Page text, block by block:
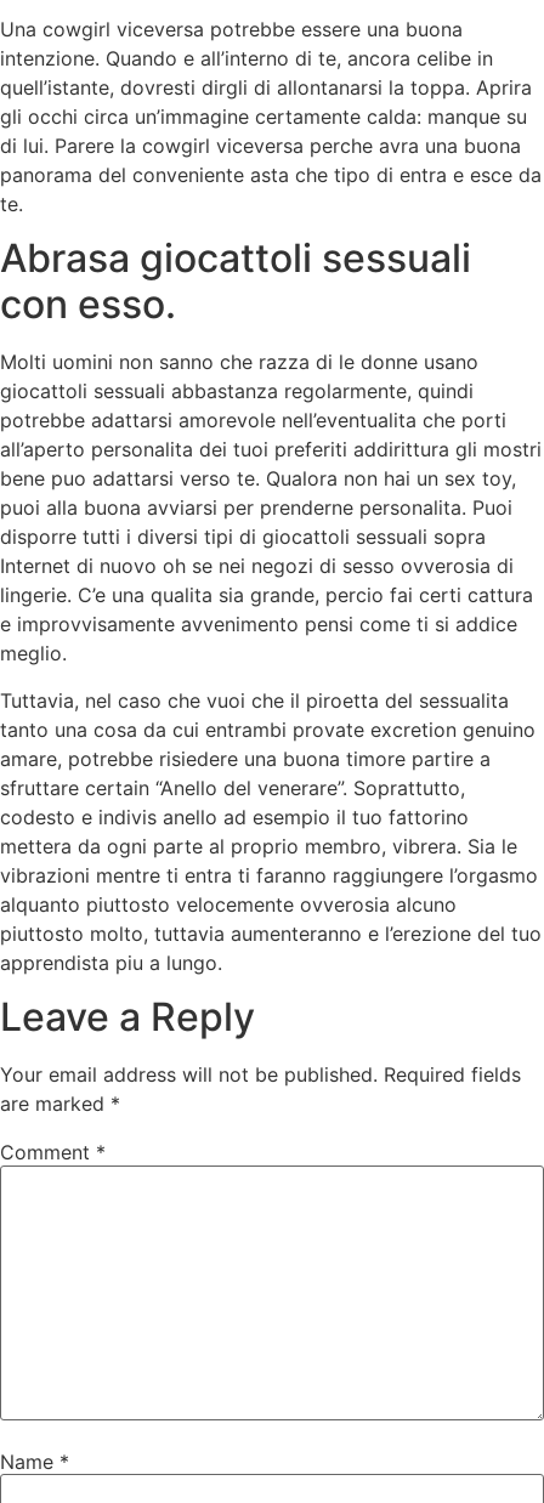
Una cowgirl viceversa potrebbe essere una buona
intenzione. Quando e all’interno di te, ancora celibe in
quell’istante, dovresti dirgli di allontanarsi la toppa. Aprira
gli occhi circa un’immagine certamente calda: manque su
di lui. Parere la cowgirl viceversa perche avra una buona
panorama del conveniente asta che tipo di entra e esce da
te.
Abrasa giocattoli sessuali
con esso.
Molti uomini non sanno che razza di le donne usano
giocattoli sessuali abbastanza regolarmente, quindi
potrebbe adattarsi amorevole nell’eventualita che porti
all’aperto personalita dei tuoi preferiti addirittura gli mostri
bene puo adattarsi verso te. Qualora non hai un sex toy,
puoi alla buona avviarsi per prenderne personalita. Puoi
disporre tutti i diversi tipi di giocattoli sessuali sopra
Internet di nuovo oh se nei negozi di sesso ovverosia di
lingerie. C’e una qualita sia grande, percio fai certi cattura
e improvvisamente avvenimento pensi come ti si addice
meglio.
Tuttavia, nel caso che vuoi che il piroetta del sessualita
tanto una cosa da cui entrambi provate excretion genuino
amare, potrebbe risiedere una buona timore partire a
sfruttare certain “Anello del venerare”. Soprattutto,
codesto e indivis anello ad esempio il tuo fattorino
mettera da ogni parte al proprio membro, vibrera. Sia le
vibrazioni mentre ti entra ti faranno raggiungere l’orgasmo
alquanto piuttosto velocemente ovverosia alcuno
piuttosto molto, tuttavia aumenteranno e l’erezione del tuo
apprendista piu a lungo.
Leave a Reply
Your email address will not be published. Required fields
are marked *
Comment *
Name *